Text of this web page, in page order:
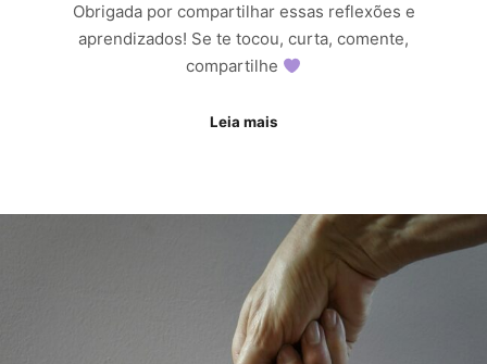
Obrigada por compartilhar essas reflexões e
aprendizados! Se te tocou, curta, comente,
compartilhe
Leia mais